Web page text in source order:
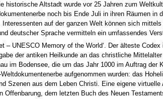
Altstadt wurde vor 25 Jahren zum
noch bis Ende Juli in ihren Räumen in
auf der ganzen Welt können sich
deutscher Sprache vermitteln ein umfassendes
UNESCO Memory of the World‘. Der älteste
der antiken Heilkunde an das christliche
im Bodensee, die um das Jahr 1000 im Auftrag der
aufgenommen wurden: das
Szenen aus dem Leben Christi. Eine eigene
dem letzten Buch des Neuen